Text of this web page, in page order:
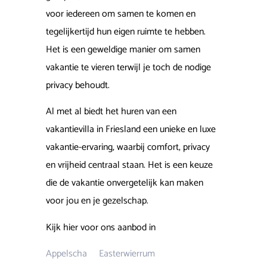
voor iedereen om samen te komen en
tegelijkertijd hun eigen ruimte te hebben.
Het is een geweldige manier om samen
vakantie te vieren terwijl je toch de nodige
privacy behoudt.
Al met al biedt het huren van een
vakantievilla in Friesland een unieke en luxe
vakantie-ervaring, waarbij comfort, privacy
en vrijheid centraal staan. Het is een keuze
die de vakantie onvergetelijk kan maken
voor jou en je gezelschap.
Kijk hier voor ons aanbod in
Appelscha
Easterwierrum